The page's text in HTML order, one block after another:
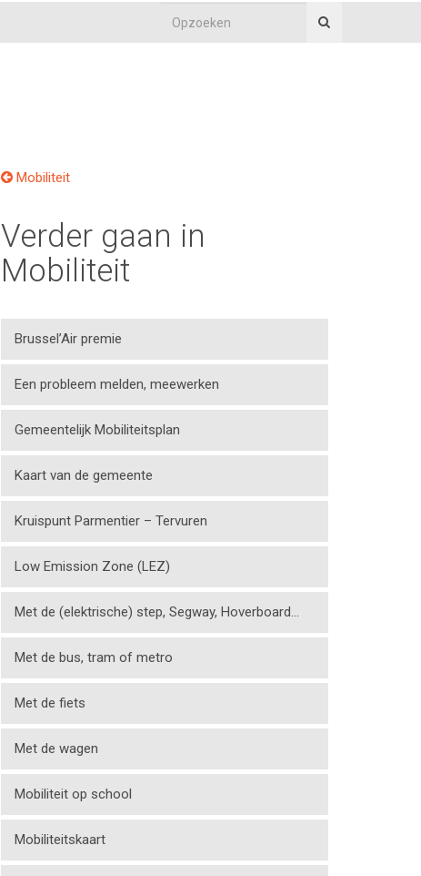
Mobiliteit
Verder gaan in
Mobiliteit
Brussel’Air premie
Een probleem melden, meewerken
Gemeentelijk Mobiliteitsplan
Kaart van de gemeente
Kruispunt Parmentier – Tervuren
Low Emission Zone (LEZ)
Met de (elektrische) step, Segway, Hoverboard…
Met de bus, tram of metro
Met de fiets
Met de wagen
Mobiliteit op school
Mobiliteitskaart